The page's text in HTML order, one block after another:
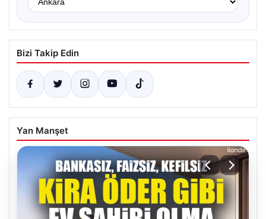
Bizi Takip Edin
Yan Manşet